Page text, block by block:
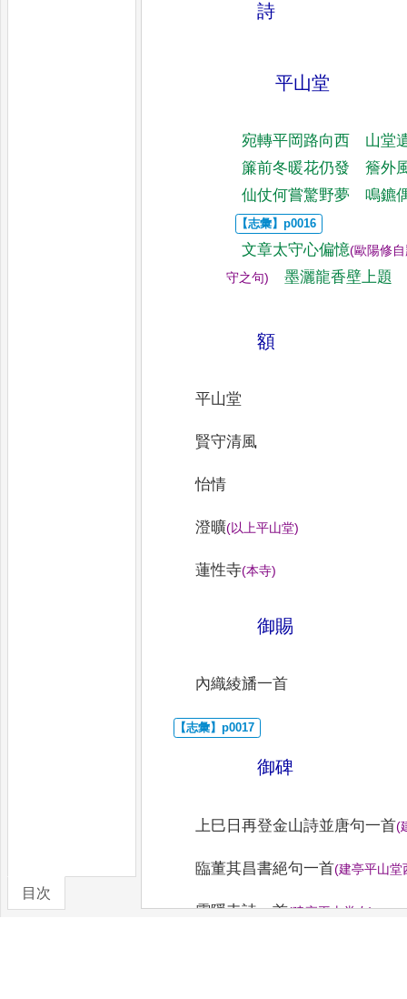
目次
詩
平山堂
宛轉平岡路向西 山堂
簾前冬暖花仍發 簷外
仙仗何嘗驚野夢 鳴鑣
文章太守心偏憶(歐陽修
守之句) 墨灑龍香壁上題
額
平山堂
賢守清風
怡情
澄曠(以上平山堂)
蓮性寺(本寺)
御賜
內織綾旙一首
御碑
上巳日再登金山詩並唐句一首(
臨董其昌書絕句一首(建亭平山堂
靈隱寺詩一首(建亭平山堂右)